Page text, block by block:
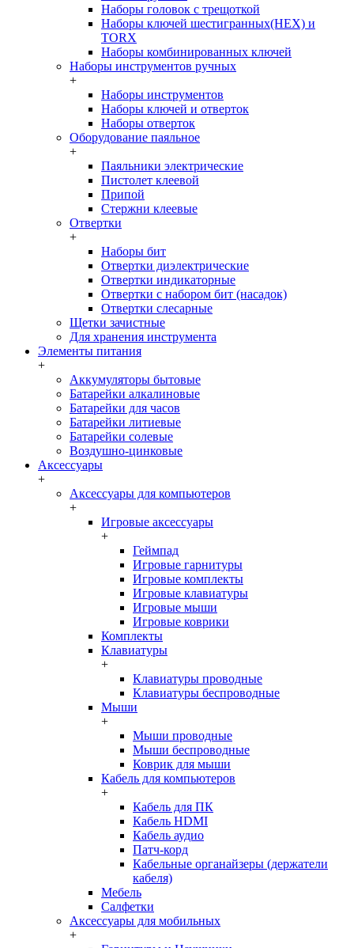
Наборы головок c трещоткой
Наборы ключей шестигранных(HEX) и
TORX
Наборы комбинированных ключей
Наборы инструментов ручных
+
Наборы инструментов
Наборы ключей и отверток
Наборы отверток
Оборудование паяльное
+
Паяльники электрические
Пистолет клеевой
Припой
Стержни клеевые
Отвертки
+
Наборы бит
Отвертки диэлектрические
Отвертки индикаторные
Отвертки с набором бит (насадок)
Отвертки слесарные
Щетки зачистные
Для хранения инструмента
Элементы питания
+
Аккумуляторы бытовые
Батарейки алкалиновые
Батарейки для часов
Батарейки литиевые
Батарейки солевые
Воздушно-цинковые
Аксессуары
+
Аксессуары для компьютеров
+
Игровые аксессуары
+
Геймпад
Игровые гарнитуры
Игровые комплекты
Игровые клавиатуры
Игровые мыши
Игровые коврики
Комплекты
Клавиатуры
+
Клавиатуры проводные
Клавиатуры беспроводные
Мыши
+
Мыши проводные
Мыши беспроводные
Коврик для мыши
Кабель для компьютеров
+
Кабель для ПК
Кабель HDMI
Кабель аудио
Патч-корд
Кабельные органайзеры (держатели
кабеля)
Мебель
Салфетки
Аксессуары для мобильных
+